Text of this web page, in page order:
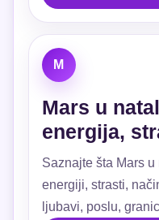
M
Mars u
energija,
Saznajte šta Mars
energiji, strasti,
ljubavi, poslu,